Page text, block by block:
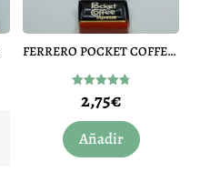
FERRERO POCKET COFFEE T5
Valorado
con
2,75€
Añadir